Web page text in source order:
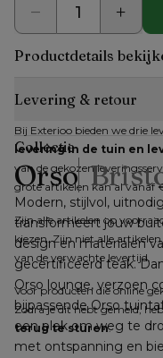
Productdetails
Levering & retour
Bij Exterioo bieden we drie
levering in de tuin en
van de gekozen
grote artikelen kan al vanaf
Zijn alle artikelen op
kiezen. Zijn niet alle
van de verwachte levertijd.
Voor producten die online
Zodra je dit hebt gemeld,
terug te sturen.
Collectie
Orso
Modern, stijlvol,
transformeert jouw
design en materialen
gecertificeerd teak.
Orso lounge, verzoen
bijpassende Orso
een plek om weg te
met ontspanning en